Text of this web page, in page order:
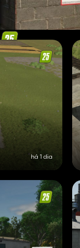
há 1 dia